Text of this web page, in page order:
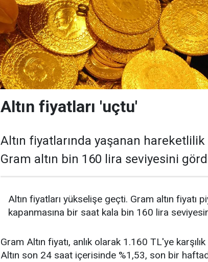
Altın fiyatları 'uçtu'
Altın fiyatlarında yaşanan
Gram altın bin 160 lira seviyesini
Altın fiyatları yükselişe geçti. Gram altın fiyatı
kapanmasına bir saat kala bin 160 lira
Gram Altın fiyatı, anlık olarak 1.160 TL'ye
Altın son 24 saat içerisinde %1,53, son bir